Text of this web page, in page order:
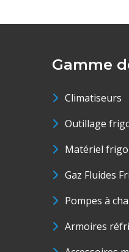
Gamme
Climatiseurs
Outillage
Matériel
Gaz Fluides
Pompes à
Armoires